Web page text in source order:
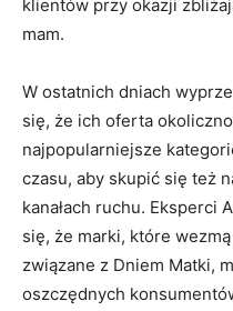
klientów przy okazji
mam.
W ostatnich dniach
się, że ich oferta
najpopularniejsze
czasu, aby skupić się też
kanałach ruchu. Eksperci
się, że marki, które
związane z Dniem Matki,
oszczędnych